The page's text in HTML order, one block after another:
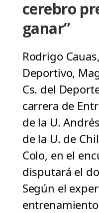
cerebro
ganar”
Rodrigo
Deportivo,
Cs. del
carrera de
de la U.
de la U. de
Colo, en el
disputará el
Según el